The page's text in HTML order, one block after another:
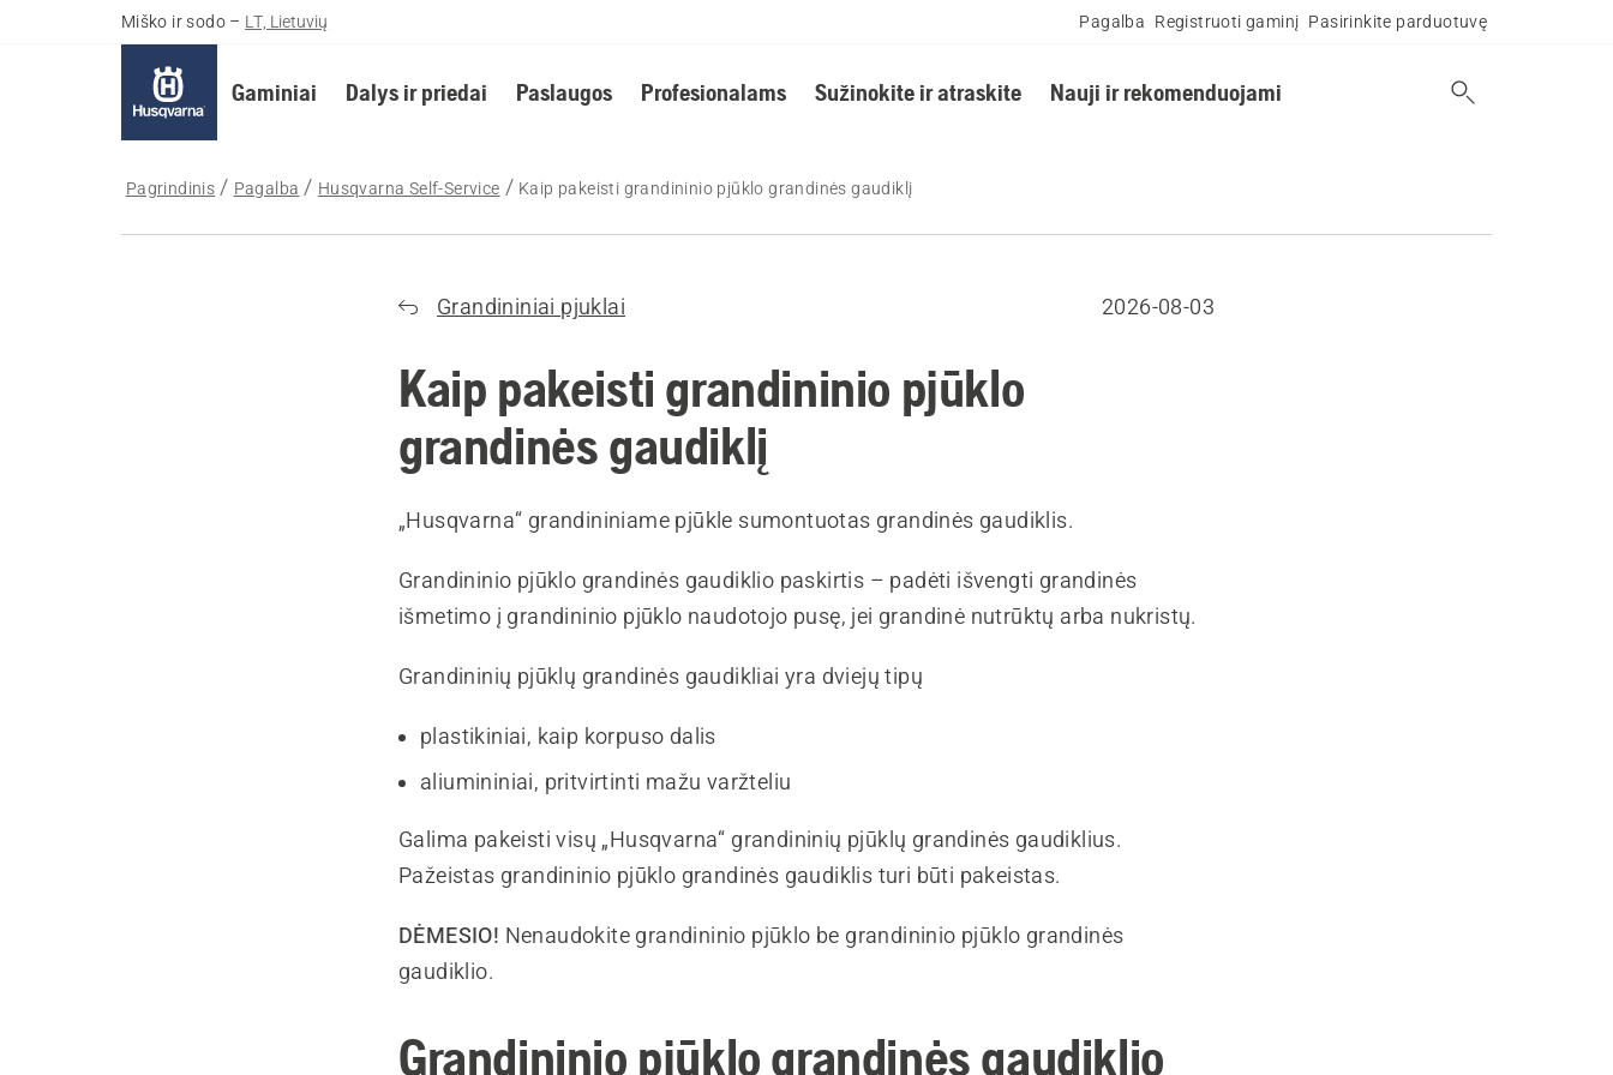
Miško ir sodo – LT, Lietuvių Pagalba Registruoti gaminį Pasirinkite parduotuvę
Gaminiai Dalys ir priedai Paslaugos Profesionalams Sužinokite ir atraskite Nauji ir rekomenduojami
Pagrindinis Pagalba Husqvarna Self-Service Kaip pakeisti grandininio pjūklo grandinės gaudiklį
Grandininiai pjuklai 2026-08-03
Kaip pakeisti grandininio pjūklo
grandinės gaudiklį
„Husqvarna“ grandininiame pjūkle sumontuotas grandinės gaudiklis.
Grandininio pjūklo grandinės gaudiklio paskirtis – padėti išvengti grandinės
išmetimo į grandininio pjūklo naudotojo pusę, jei grandinė nutrūktų arba nukristų.
Grandininių pjūklų grandinės gaudikliai yra dviejų tipų
plastikiniai, kaip korpuso dalis
aliumininiai, pritvirtinti mažu varžteliu
Galima pakeisti visų „Husqvarna“ grandininių pjūklų grandinės gaudiklius.
Pažeistas grandininio pjūklo grandinės gaudiklis turi būti pakeistas.
DĖMESIO! Nenaudokite grandininio pjūklo be grandininio pjūklo grandinės
gaudiklio.
Grandininio pjūklo grandinės gaudiklio